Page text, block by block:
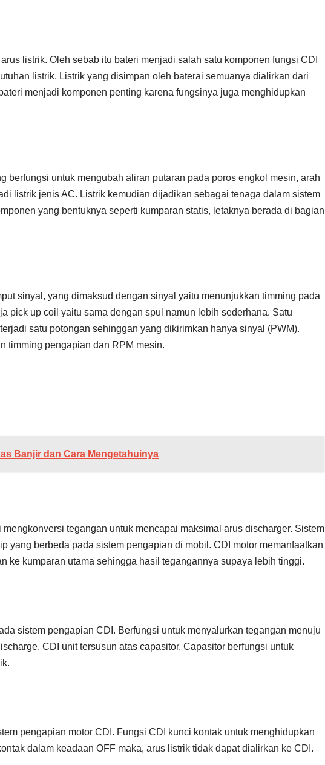
listrik. Oleh sebab itu bateri menjadi salah satu komponen fungsi CDI
listrik. Listrik yang disimpan oleh baterai semuanya dialirkan dari
menjadi komponen penting karena fungsinya juga menghidupkan
berfungsi untuk mengubah aliran putaran pada poros engkol mesin, arah
listrik jenis AC. Listrik kemudian dijadikan sebagai tenaga dalam sistem
yang bentuknya seperti kumparan statis, letaknya berada di bagian
sinyal, yang dimaksud dengan sinyal yaitu menunjukkan timming pada
pick up coil yaitu sama dengan spul namun lebih sederhana. Satu
satu potongan sehinggan yang dikirimkan hanya sinyal (PWM).
timming pengapian dan RPM mesin.
Banjir dan Cara Mengetahuinya
tegangan untuk mencapai maksimal arus discharger. Sistem
yang berbeda pada sistem pengapian di mobil. CDI motor memanfaatkan
ke kumparan utama sehingga hasil tegangannya supaya lebih tinggi.
sistem pengapian CDI. Berfungsi untuk menyalurkan tegangan menuju
CDI unit tersusun atas capasitor. Capasitor berfungsi untuk
pengapian motor CDI. Fungsi CDI kunci kontak untuk menghidupkan
dalam keadaan OFF maka, arus listrik tidak dapat dialirkan ke CDI.